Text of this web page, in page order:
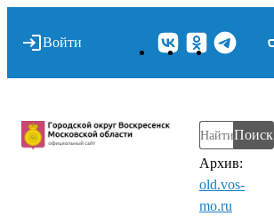
Войти
Поиск
Архив:
old.vos-
mo.ru